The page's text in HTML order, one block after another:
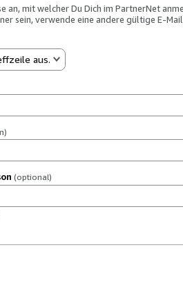
an, mit welcher Du Dich im PartnerNet
sein, verwende eine andere gültige E-
aus.
(optional)